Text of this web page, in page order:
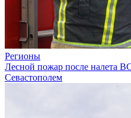
Регионы
Лесной пожар после налета
Севастополем